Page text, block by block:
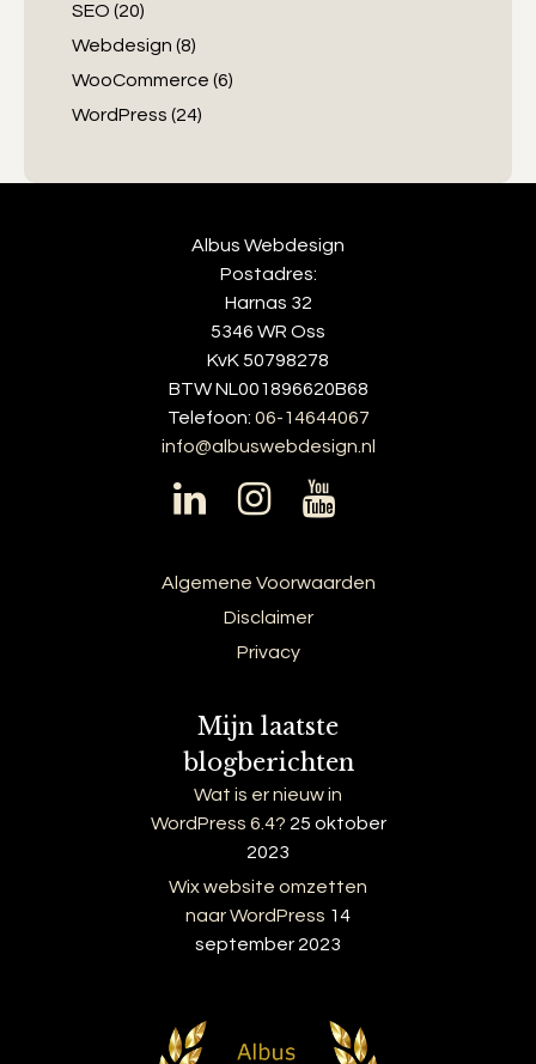
SEO (20)
Webdesign (8)
WooCommerce (6)
WordPress (24)
Albus Webdesign
Postadres:
Harnas 32
5346 WR Oss
KvK 50798278
BTW NL001896620B68
Telefoon: 06-14644067
info@albuswebdesign.nl
Algemene Voorwaarden
Disclaimer
Privacy
Mijn laatste
blogberichten
Wat is er nieuw in
WordPress 6.4? 25 oktober
2023
Wix website omzetten
naar WordPress 14
september 2023